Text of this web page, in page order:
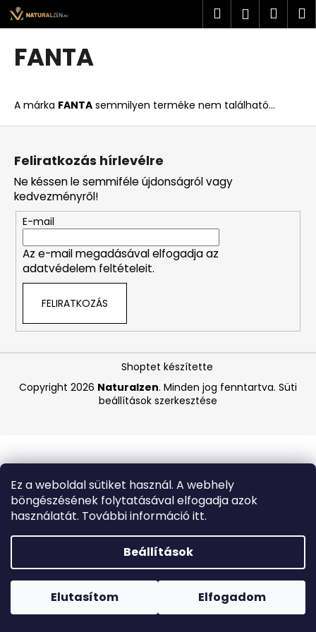
Ez a weboldal sütiket használ. A webhely
böngészésének folytatásával elfogadja azok
használatát. További információ itt.
Beállítások
Elutasítom Elfogadom
Ugrás
fő
tartalomhoz
Forró napokon nem javasoljuk a csomagautomatákba
történő kézbesítést. A magas hőmérsékletre érzékeny
termékek átvételkor nem biztos, hogy optimális állapotban
Keresés
FANTA
A márka FANTA semmilyen terméke nem található...
K
o
i
t
k
e
r
e
s
?
A
á
u
k
PLANTAE
RHODIOLA
ROSEA
DB
NÖVÉNYI
KAPSZULA
840
L
Feliratkozás hírlevélre
Ne késsen le semmiféle újdonságról vagy
kedvezményről!
E-mail
Az e-mail megadásával elfogadja az
adatvédelem feltételeit.
FELIRATKOZÁS
Shoptet készítette
Copyright 2026 Naturalzen. Minden jog fenntartva. Süti
beállítások szerkesztése